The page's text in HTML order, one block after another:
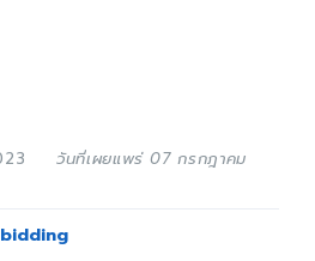
วันที่เผยแพร่ 07 กรกฎาคม